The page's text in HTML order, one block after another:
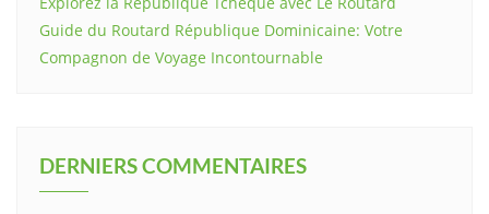
Guide du Routard République Dominicaine: Votre
Compagnon de Voyage Incontournable
DERNIERS COMMENTAIRES